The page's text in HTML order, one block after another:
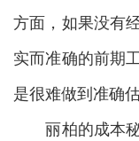
方面，如果没有
实而准确的前期
是很难做到准确估
丽柏的成本秘